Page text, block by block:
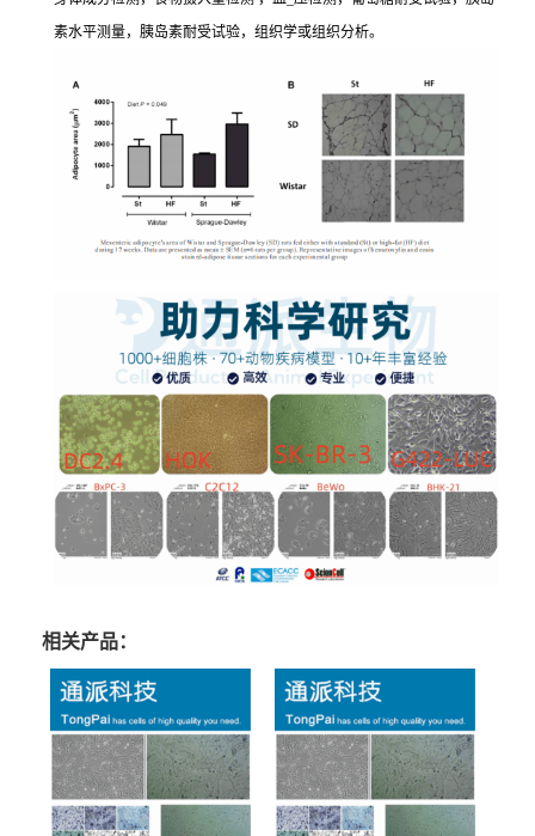
素水平测量，胰岛素耐受试验，组织学或组织分析。
相关产品：